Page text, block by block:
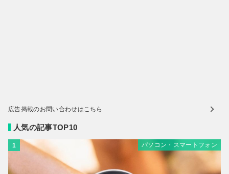
広告掲載のお問い合わせはこちら
人気の記事TOP10
1 パソコン・スマートフォン